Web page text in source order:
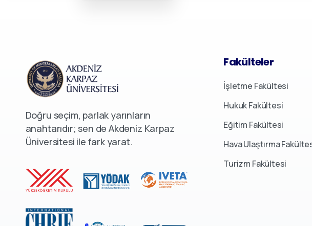
Doğru seçim, parlak yarınların
anahtarıdır; sen de Akdeniz Karpaz
Üniversitesi ile fark yarat.
Fakülteler
İşletme Fakültesi
Hukuk Fakültesi
Eğitim Fakültesi
Hava Ulaştırma
Turizm Fakültesi